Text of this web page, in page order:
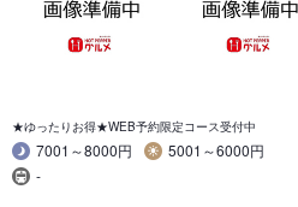
★ゆったりお得★WEB予約限定コース受付中
7001～8000円
5001～6000円
-